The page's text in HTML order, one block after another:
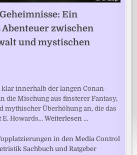
Ein
zwischen
und mystischen
klar innerhalb der langen Conan-
die Mischung aus finsterer Fantasy,
mythischer Überhöhung an, die das
E. Howards…Weiterlesen …